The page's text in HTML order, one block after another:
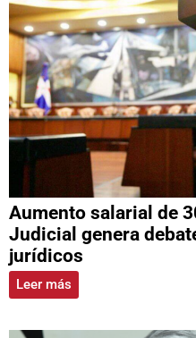
Aumento salarial de
Judicial genera
jurídicos
Leer más